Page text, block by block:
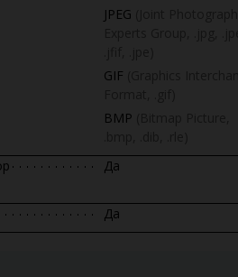
JPEG
GIF
BMP
Да
Да